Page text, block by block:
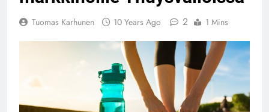
Tuomas Karhunen 10 Years Ago 2 1 Mins